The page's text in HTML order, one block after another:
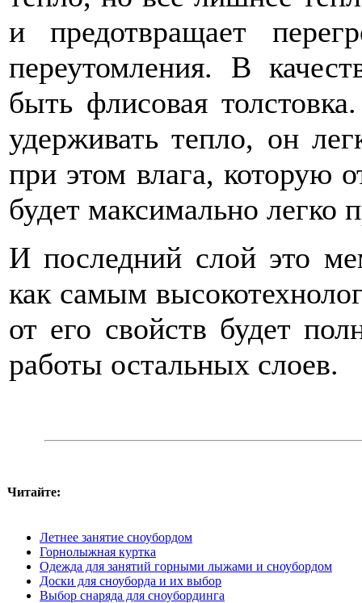
и предотвращает
переутомления. В
быть флисовая
удерживать тепло, он
при этом влага, которую
будет максимально легко
И последний слой это
как самым
от его свойств будет
работы остальных слоев.
Читайте:
Летнее занятие сноубордом
Горнолыжная куртка
Одежда для занятий горными лыжами и сноубордом
Доски для сноуборда и их выбор
Выбор снаряда для сноубординга